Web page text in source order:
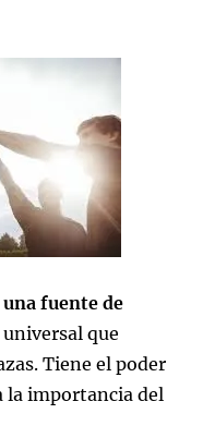
fuente de
que
Tiene el poder
la importancia del